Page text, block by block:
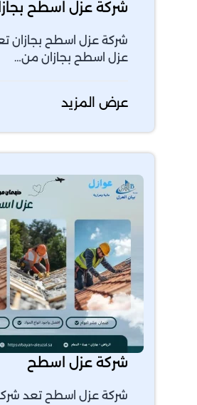
شركة عزل اسطح
شركة عزل اسطح بجازان
عزل اسطح بجازان من…
عرض المزيد
شركة عزل اسطح
شركة عزل اسطح تعد